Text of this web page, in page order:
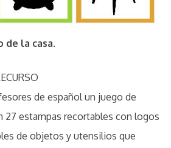
de la casa.
de español un juego de
27 estampas recortables con logos
de objetos y utensilios que